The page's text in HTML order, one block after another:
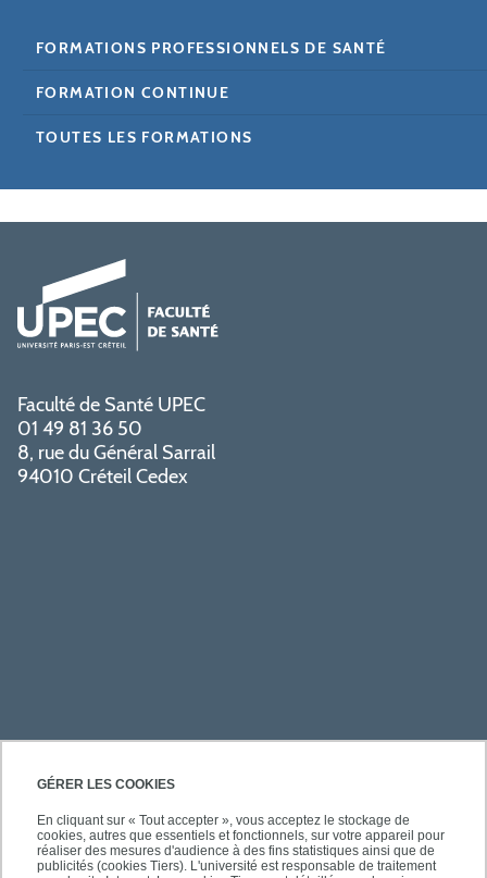
GÉRER LES COOKIES
En cliquant sur « Tout accepter », vous acceptez le stockage de
cookies, autres que essentiels et fonctionnels, sur votre appareil pour
réaliser des mesures d'audience à des fins statistiques ainsi que de
publicités (cookies Tiers). L'université est responsable de traitement
FORMATIONS PROFESSIONNELS DE SANTÉ
FORMATION CONTINUE
TOUTES LES FORMATIONS
Faculté de Santé UPEC
01 49 81 36 50
8, rue du Général Sarrail
94010 Créteil Cedex
PRATIQUE
ACCÈS RAPIDES